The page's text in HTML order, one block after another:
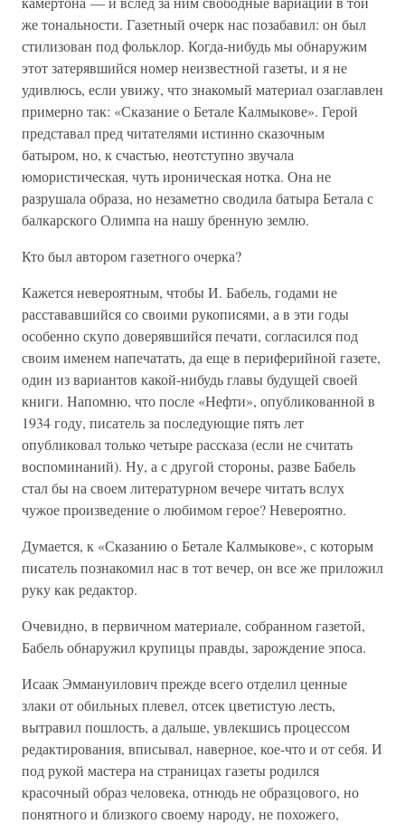
же тональности. Газетный очерк нас позабавил: он был
стилизован под фольклор. Когда-нибудь мы обнаружим
этот затерявшийся номер неизвестной газеты, и я не
удивлюсь, если увижу, что знакомый материал озаглавлен
примерно так: «Сказание о Бетале Калмыкове». Герой
представал пред читателями истинно сказочным
батыром, но, к счастью, неотступно звучала
юмористическая, чуть ироническая нотка. Она не
разрушала образа, но незаметно сводила батыра Бетала с
балкарского Олимпа на нашу бренную землю.
Кто был автором газетного очерка?
Кажется невероятным, чтобы И. Бабель, годами не
расстававшийся со своими рукописями, а в эти годы
особенно скупо доверявшийся печати, согласился под
своим именем напечатать, да еще в периферийной газете,
один из вариантов какой-нибудь главы будущей своей
книги. Напомню, что после «Нефти», опубликованной в
1934 году, писатель за последующие пять лет
опубликовал только четыре рассказа (если не считать
воспоминаний). Ну, а с другой стороны, разве Бабель
стал бы на своем литературном вечере читать вслух
чужое произведение о любимом герое? Невероятно.
Думается, к «Сказанию о Бетале Калмыкове», с которым
писатель познакомил нас в тот вечер, он все же приложил
руку как редактор.
Очевидно, в первичном материале, собранном газетой,
Бабель обнаружил крупицы правды, зарождение эпоса.
Исаак Эммануилович прежде всего отделил ценные
злаки от обильных плевел, отсек цветистую лесть,
вытравил пошлость, а дальше, увлекшись процессом
редактирования, вписывал, наверное, кое-что и от себя. И
под рукой мастера на страницах газеты родился
красочный образ человека, отнюдь не образцового, но
понятного и близкого своему народу, не похожего,